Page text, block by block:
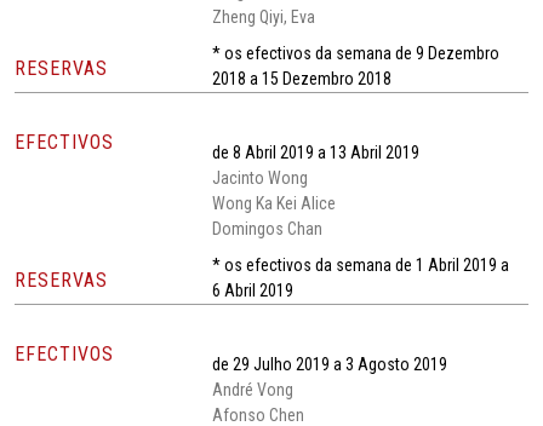
Zheng Qiyi, Eva
RESERVAS
* os efectivos da semana de 9 Dezembro
2018 a 15 Dezembro 2018
EFECTIVOS
de 8 Abril 2019 a 13 Abril 2019
Jacinto Wong
Wong Ka Kei Alice
Domingos Chan
RESERVAS
* os efectivos da semana de 1 Abril 2019 a
6 Abril 2019
EFECTIVOS
de 29 Julho 2019 a 3 Agosto 2019
André Vong
Afonso Chen